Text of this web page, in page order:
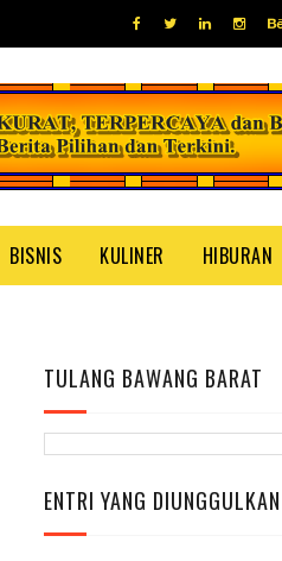
BISNIS KULINER HIBURAN
TULANG BAWANG BARAT
ENTRI YANG DIUNGGULKAN